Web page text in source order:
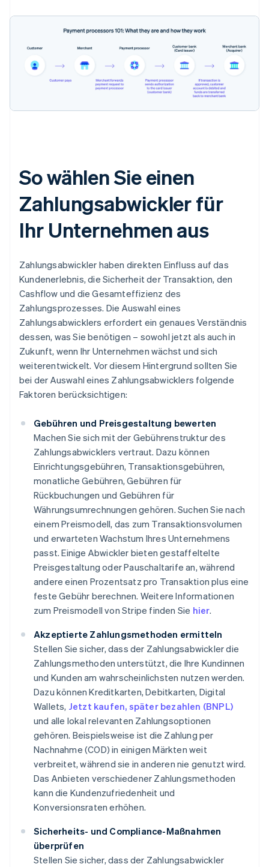
So wählen Sie einen
Zahlungsabwickler für
Ihr Unternehmen aus
Zahlungsabwickler haben direkten Einfluss auf das
Kundenerlebnis, die Sicherheit der Transaktion, den
Cashflow und die Gesamteffizienz des
Zahlungsprozesses. Die Auswahl eines
Zahlungsabwicklers erfordert ein genaues Verständnis
dessen, was Sie benötigen – sowohl jetzt als auch in
Zukunft, wenn Ihr Unternehmen wächst und sich
weiterentwickelt. Vor diesem Hintergrund sollten Sie
bei der Auswahl eines Zahlungsabwicklers folgende
Faktoren berücksichtigen:
Gebühren und Preisgestaltung bewerten
Machen Sie sich mit der Gebührenstruktur des
Zahlungsabwicklers vertraut. Dazu können
Einrichtungsgebühren, Transaktionsgebühren,
monatliche Gebühren, Gebühren für
Rückbuchungen und Gebühren für
Währungsumrechnungen gehören. Suchen Sie nach
einem Preismodell, das zum Transaktionsvolumen
und erwarteten Wachstum Ihres Unternehmens
passt. Einige Abwickler bieten gestaffeltelte
Preisgestaltung oder Pauschaltarife an, während
andere einen Prozentsatz pro Transaktion plus eine
feste Gebühr berechnen. Weitere Informationen
zum Preismodell von Stripe finden Sie hier.
Akzeptierte Zahlungsmethoden ermitteln
Stellen Sie sicher, dass der Zahlungsabwickler die
Zahlungsmethoden unterstützt, die Ihre Kundinnen
und Kunden am wahrscheinlichsten nutzen werden.
Dazu können Kreditkarten, Debitkarten, Digital
Wallets, Jetzt kaufen, später bezahlen (BNPL)
und alle lokal relevanten Zahlungsoptionen
gehören. Beispielsweise ist die Zahlung per
Nachnahme (COD) in einigen Märkten weit
verbreitet, während sie in anderen nie genutzt wird.
Das Anbieten verschiedener Zahlungsmethoden
kann die Kundenzufriedenheit und
Konversionsraten erhöhen.
Sicherheits- und Compliance-Maßnahmen
überprüfen
Stellen Sie sicher, dass der Zahlungsabwickler